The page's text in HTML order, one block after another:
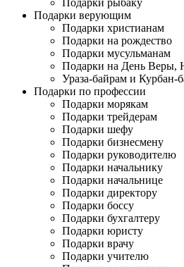
Подарки рыбаку
Подарки верующим
Подарки христианам
Подарки на рождество
Подарки мусульманам
Подарки на День Веры,
Ураза-байрам и Курбан-
Подарки по профессии
Подарки морякам
Подарки трейдерам
Подарки шефу
Подарки бизнесмену
Подарки руководителю
Подарки начальнику
Подарки начальнице
Подарки директору
Подарки боссу
Подарки бухгалтеру
Подарки юристу
Подарки врачу
Подарки учителю